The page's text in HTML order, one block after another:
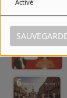
Activé
5
6